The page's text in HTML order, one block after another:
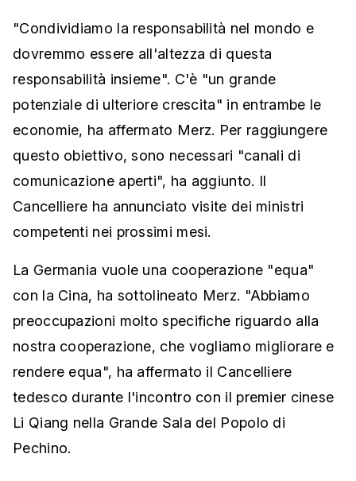
"Condividiamo la responsabilità nel mondo e
dovremmo essere all'altezza di questa
responsabilità insieme". C'è "un grande
potenziale di ulteriore crescita" in entrambe le
economie, ha affermato Merz. Per raggiungere
questo obiettivo, sono necessari "canali di
comunicazione aperti", ha aggiunto. Il
Cancelliere ha annunciato visite dei ministri
competenti nei prossimi mesi.
La Germania vuole una cooperazione "equa"
con la Cina, ha sottolineato Merz. "Abbiamo
preoccupazioni molto specifiche riguardo alla
nostra cooperazione, che vogliamo migliorare e
rendere equa", ha affermato il Cancelliere
tedesco durante l'incontro con il premier cinese
Li Qiang nella Grande Sala del Popolo di
Pechino.